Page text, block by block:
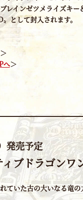
レインゼツメライズキ
として封入されます。
＞
へ＞
発売予定
ブドラゴンワ
ていた古の大いなる竜